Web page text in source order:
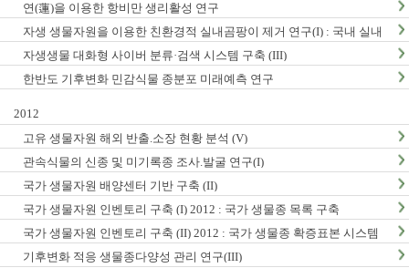
연(蓮)을 이용한 항비만 생리활성 연구
자생 생물자원을 이용한 친환경적 실내곰팡이 제거 연구(I) : 국내 실내
곰팡이 현황 및 검출법 개발
자생생물 대화형 사이버 분류·검색 시스템 구축 (III)
한반도 기후변화 민감식물 종분포 미래예측 연구
2012
고유 생물자원 해외 반출.소장 현황 분석 (V)
관속식물의 신종 및 미기록종 조사.발굴 연구(I)
국가 생물자원 배양센터 기반 구축 (II)
국가 생물자원 인벤토리 구축 (I) 2012 : 국가 생물종 목록 구축
국가 생물자원 인벤토리 구축 (II) 2012 : 국가 생물종 확증표본 시스템
구축
기후변화 적응 생물종다양성 관리 연구(III)